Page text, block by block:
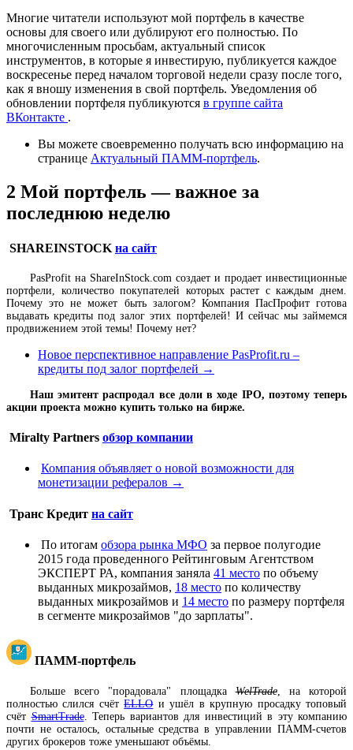
Многие читатели используют мой портфель в качестве
основы для своего или дублируют его полностью. По
многочисленным просьбам, актуальный список
инструментов, в которые я инвестирую, публикуется каждое
воскресенье перед началом торговой недели сразу после того,
как я вношу изменения в свой портфель. Уведомления об
обновлении портфеля публикуются в группе сайта
ВКонтакте .
Вы можете своевременно получать всю информацию на
странице Актуальный ПАММ-портфель.
2 Мой портфель — важное за
последнюю неделю
SHAREINSTOCK на сайт
PasProfit на ShareInStock.com создает и продает инвестиционные
портфели, количество покупателей которых растет с каждым днем.
Почему это не может быть залогом? Компания ПасПрофит готова
выдавать кредиты под залог этих портфелей! И сейчас мы займемся
продвижением этой темы! Почему нет?
Новое перспективное направление PasProfit.ru –
кредиты под залог портфелей →
Наш эмитент распродал все доли в ходе IPO, поэтому теперь
акции проекта можно купить только на бирже.
Miralty Partners обзор компании
Компания объявляет о новой возможности для
монетизации рефералов →
Транс Кредит на сайт
По итогам обзора рынка МФО за первое полугодие
2015 года проведенного Рейтинговым Агентством
ЭКСПЕРТ РА, компания заняла 41 место по объему
выданных микрозаймов, 18 место по количеству
выданных микрозаймов и 14 место по размеру портфеля
в сегменте микрозаймов "до зарплаты".
ПАММ-портфель
Больше всего "порадовала" площадкаWelTrade, на которой
полностью слился счётELLOи ушёл в крупную просадку топовый
счётSmartTrade. Теперь вариантов для инвестиций в эту компанию
почти не осталось, остальные средства в управлении ПАММ-счетов
других брокеров тоже уменьшают объёмы.